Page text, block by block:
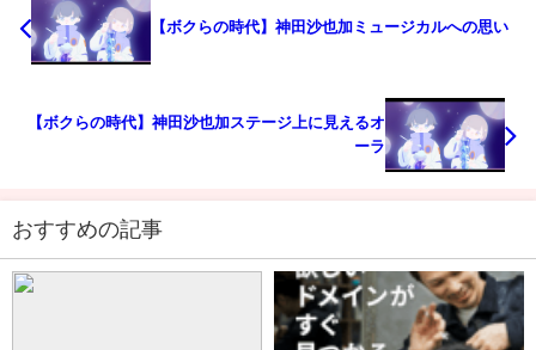
【ボクらの時代】神田沙也加ミュージカルへの思い
【ボクらの時代】神田沙也加ステージ上に見えるオ
ーラ
おすすめの記事